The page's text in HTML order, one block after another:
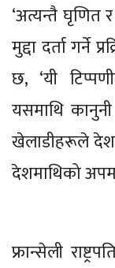
‘अत्यन्तै घृणित
मुद्दा दर्ता
छ, ‘यी
यसमाथि
खेलाडीहरूले
देशमाथिको
फ्रान्सेली